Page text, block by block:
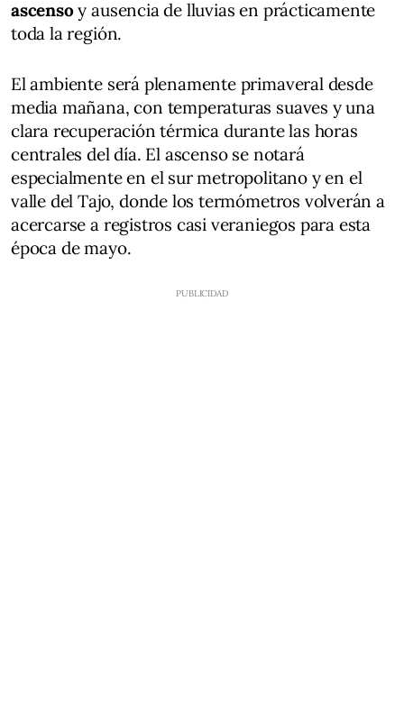
ascensoy ausencia de lluvias en prácticamente
toda la región.
El ambiente será plenamente primaveral desde
media mañana, con temperaturas suaves y una
clara recuperación térmica durante las horas
centrales del día. El ascenso se notará
especialmente en el sur metropolitano y en el
valle del Tajo, donde los termómetros volverán a
acercarse a registros casi veraniegos para esta
época de mayo.